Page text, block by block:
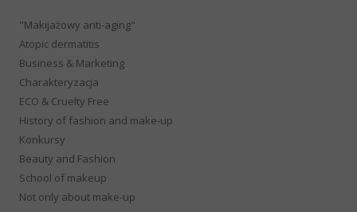
"Makijażowy anti-aging"
Atopic dermatitis
Business & Marketing
Charakteryzacja
ECO & Cruelty Free
History of fashion and make-up
Konkursy
Beauty and Fashion
School of makeup
Not only about make-up